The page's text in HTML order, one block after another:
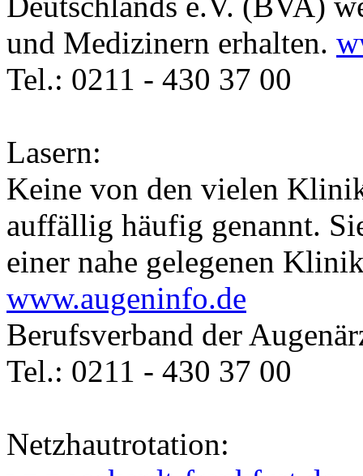
und Medizinern erhalten.
Tel.: 0211 - 430 37 00
Lasern:
Keine von den vielen
auffällig häufig genannt.
einer nahe gelegenen
www.augeninfo.de
Berufsverband der
Tel.: 0211 - 430 37 00
Netzhautrotation: